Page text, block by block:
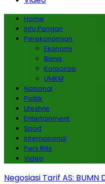
Home
Info Pangan
Perekonomian
Ekonomi
Bisnis
Korporasi
UMKM
Nasional
Politik
Lifestyle
Entertainment
Sport
Internasional
Pers Rilis
Video
Negosiasi Tarif AS: